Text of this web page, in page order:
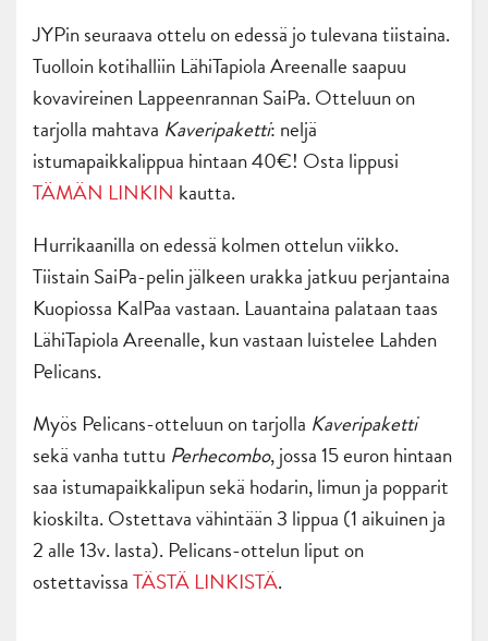
JYPin seuraava ottelu on edessä jo tulevana tiistaina.
Tuolloin kotihalliin LähiTapiola Areenalle saapuu
kovavireinen Lappeenrannan SaiPa. Otteluun on
tarjolla mahtava Kaveripaketti: neljä
istumapaikkalippua hintaan 40€! Osta lippusi
TÄMÄN LINKIN kautta.
Hurrikaanilla on edessä kolmen ottelun viikko.
Tiistain SaiPa-pelin jälkeen urakka jatkuu perjantaina
Kuopiossa KalPaa vastaan. Lauantaina palataan taas
LähiTapiola Areenalle, kun vastaan luistelee Lahden
Pelicans.
Myös Pelicans-otteluun on tarjolla Kaveripaketti
sekä vanha tuttu Perhecombo, jossa 15 euron hintaan
saa istumapaikkalipun sekä hodarin, limun ja popparit
kioskilta. Ostettava vähintään 3 lippua (1 aikuinen ja
2 alle 13v. lasta). Pelicans-ottelun liput on
ostettavissaTÄSTÄ LINKISTÄ.